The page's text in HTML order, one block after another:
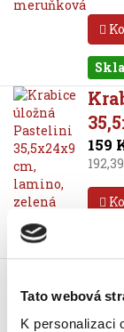
Tato webová
K personalizaci
159
139